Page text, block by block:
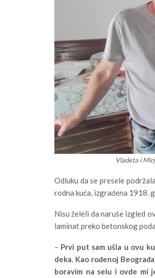
Vladeta i
Odluku da se presele
rodna kuća, izgrađena 1918.
Nisu želeli da naruše izgled
laminat preko betonskog
– Prvi put sam ušla u ovu
deka. Kao rođenoj
boravim na selu i ovde mi